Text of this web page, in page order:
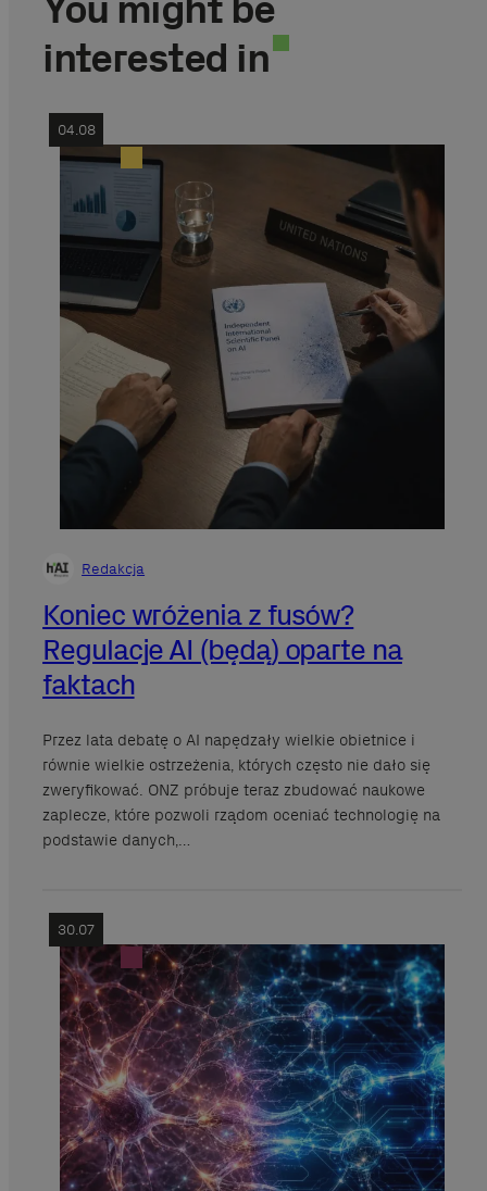
interested in
Redakcja
Koniec wróżenia z fusów?
Regulacje AI (będą) oparte na
faktach
Przez lata debatę o AI napędzały wielkie obietnice i
równie wielkie ostrzeżenia, których często nie dało się
zweryfikować. ONZ próbuje teraz zbudować naukowe
zaplecze, które pozwoli rządom oceniać technologię na
podstawie danych,…
04.08
30.07